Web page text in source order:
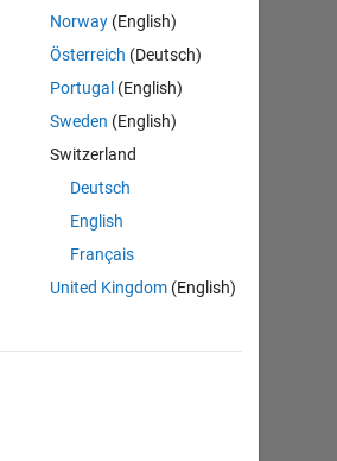
Norway(English)
Österreich (Deutsch)
Portugal (English)
Sweden (English)
Switzerland
Deutsch
English
Français
United Kingdom(English)